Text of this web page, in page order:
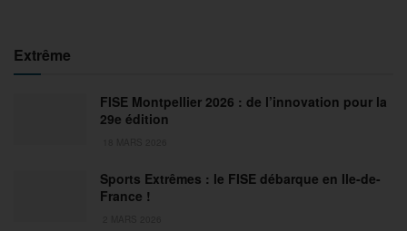
Extrême
FISE Montpellier 2026 : de l’innovation pour la
29e édition
Sports Extrêmes : le FISE débarque en Ile-de-
France !